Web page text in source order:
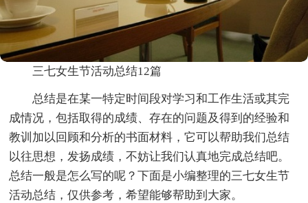
三七女生节活动总结12篇
总结是在某一特定时间段对学习和工作生活或其完
成情况，包括取得的成绩、存在的问题及得到的经验和
教训加以回顾和分析的书面材料，它可以帮助我们总结
以往思想，发扬成绩，不妨让我们认真地完成总结吧。
总结一般是怎么写的呢？下面是小编整理的三七女生节
活动总结，仅供参考，希望能够帮助到大家。